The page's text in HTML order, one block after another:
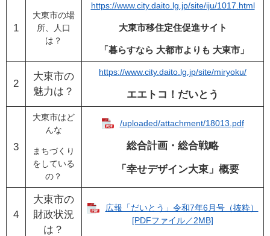
1
大東市の場
所、人口
は？
https://www.city.daito.lg.jp/site/iju/1017.html
大東市移住定住促進サイト
「暮らすなら 大都市よりも 大東市」
2
大東市の
魅力は？
https://www.city.daito.lg.jp/site/miryoku/
エエトコ！だいとう
3
大東市はど
んな
まちづくり
をしている
の？
/uploaded/attachment/18013.pdf
総合計画・総合戦略
「幸せデザイン大東」概要
4
大東市の
財政状況
は？
広報「だいとう」令和7年6月号（抜粋）
[PDFファイル／2MB]